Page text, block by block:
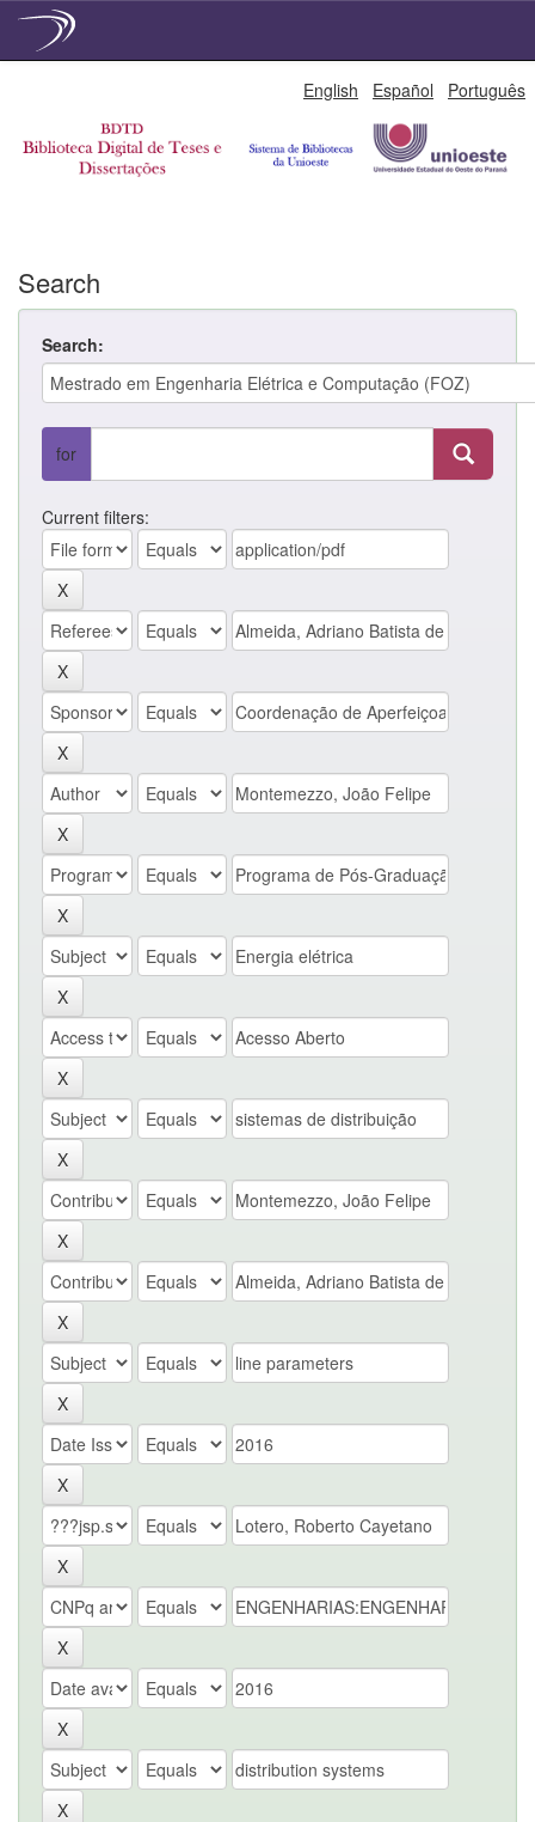
English Español Português
Search
Search:
for
Current filters: